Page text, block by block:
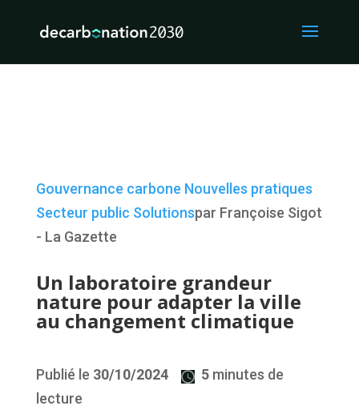
Gouvernance carbone Nouvelles pratiques
Secteur public Solutionspar Françoise Sigot
- La Gazette
Un laboratoire grandeur
nature pour adapter la ville
au changement climatique
Publié le 30/10/2024 5 minutes de
lecture